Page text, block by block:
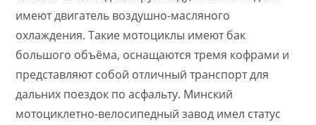
имеют двигатель воздушно-масляного
охлаждения. Такие мотоциклы имеют бак
большого объёма, оснащаются тремя кофрами и
представляют собой отличный транспорт для
дальних поездок по асфальту. Минский
мотоциклетно-велосипедный завод имел статус